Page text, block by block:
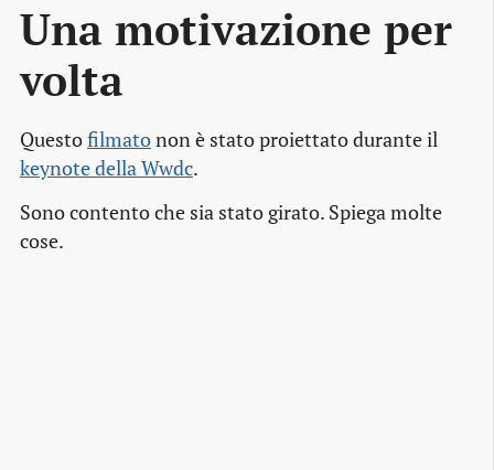
Una motivazione per
volta
Questofilmatonon è stato proiettato durante il
keynote della Wwdc.
Sono contento che sia stato girato. Spiega molte
cose.